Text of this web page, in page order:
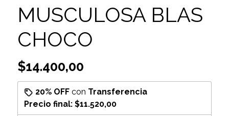
MUSCULOSA BLAS
CHOCO
$14.400,00
20% OFFcon Transferencia
Precio final: $11.520,00